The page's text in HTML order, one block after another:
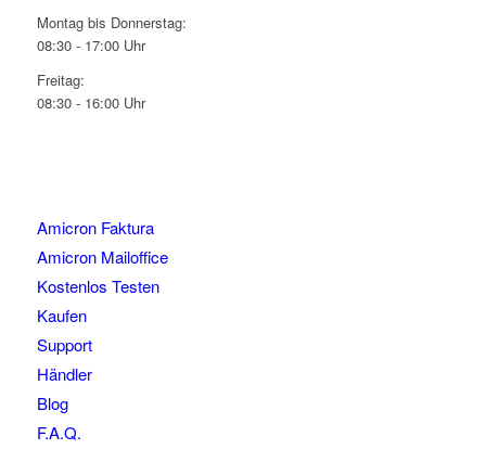
Montag bis Donnerstag:
08:30 - 17:00 Uhr
Freitag:
08:30 - 16:00 Uhr
Amicron Faktura
Amicron Mailoffice
Kostenlos Testen
Kaufen
Support
Händler
Blog
F.A.Q.